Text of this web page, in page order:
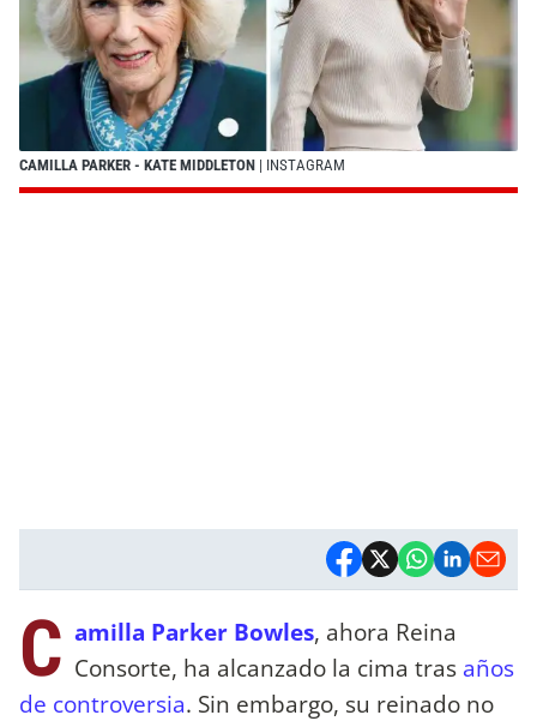
CAMILLA PARKER - KATE MIDDLETON | INSTAGRAM
C amilla Parker Bowles, ahora Reina
Consorte, ha alcanzado la cima tras años
de controversia. Sin embargo, su reinado no